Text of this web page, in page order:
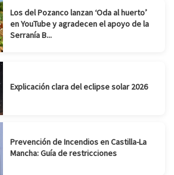
Los del Pozanco lanzan ‘Oda al huerto’
en YouTube y agradecen el apoyo de la
Serranía B...
Explicación clara del eclipse solar 2026
Prevención de Incendios en Castilla-La
Mancha: Guía de restricciones